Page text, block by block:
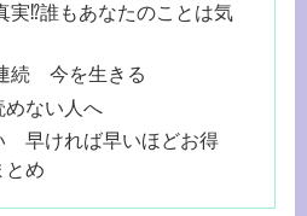
実⁉誰もあなたのことは気
続 今を生きる
ない人へ
早ければ早いほどお得
め